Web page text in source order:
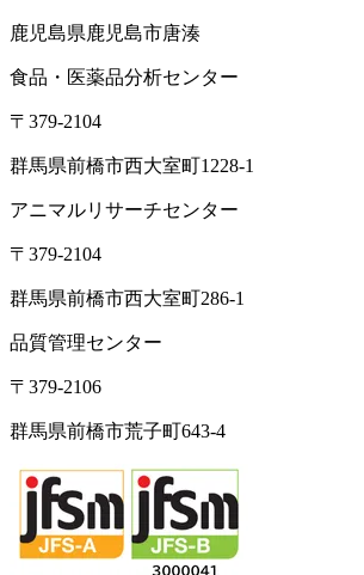
〒379-2107
群馬県前橋市荒口町561-21
TEL:027-230-3411
営業時間｜8:30～17:00（定休日：土日祝）
東京オフィス
〒105-0004
東京都港区新橋1-5-5 国際善隣会館 3階BC
TEL： 03-6264-5313／FAX: 03-6264-5314
高崎営業所
〒370-3334
群馬県高崎市本郷町66-1
東北営業所
〒981-3341